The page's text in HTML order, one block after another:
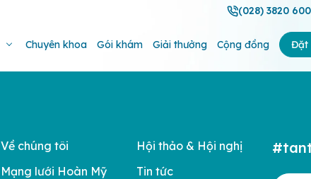
(028) 3820
Chuyên khoa Gói khám Giải thưởng Cộng đồng Đặt
Về chúng tôi
Mạng lưới Hoàn Mỹ
Hội thảo & Hội nghị
Tin tức